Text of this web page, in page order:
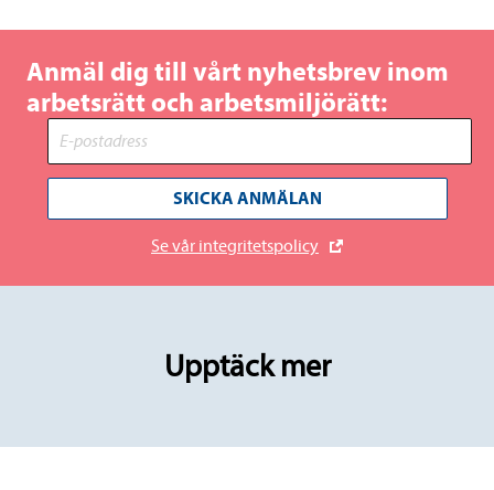
Anmäl dig till vårt nyhetsbrev inom
arbetsrätt och arbetsmiljörätt:
SKICKA ANMÄLAN
Se vår integritetspolicy
Upptäck mer